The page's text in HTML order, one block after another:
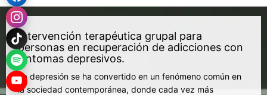
Intervención terapéutica grupal para
personas en recuperación de adicciones con
síntomas depresivos.
La depresión se ha convertido en un fenómeno común en
la sociedad contemporánea, donde cada vez más